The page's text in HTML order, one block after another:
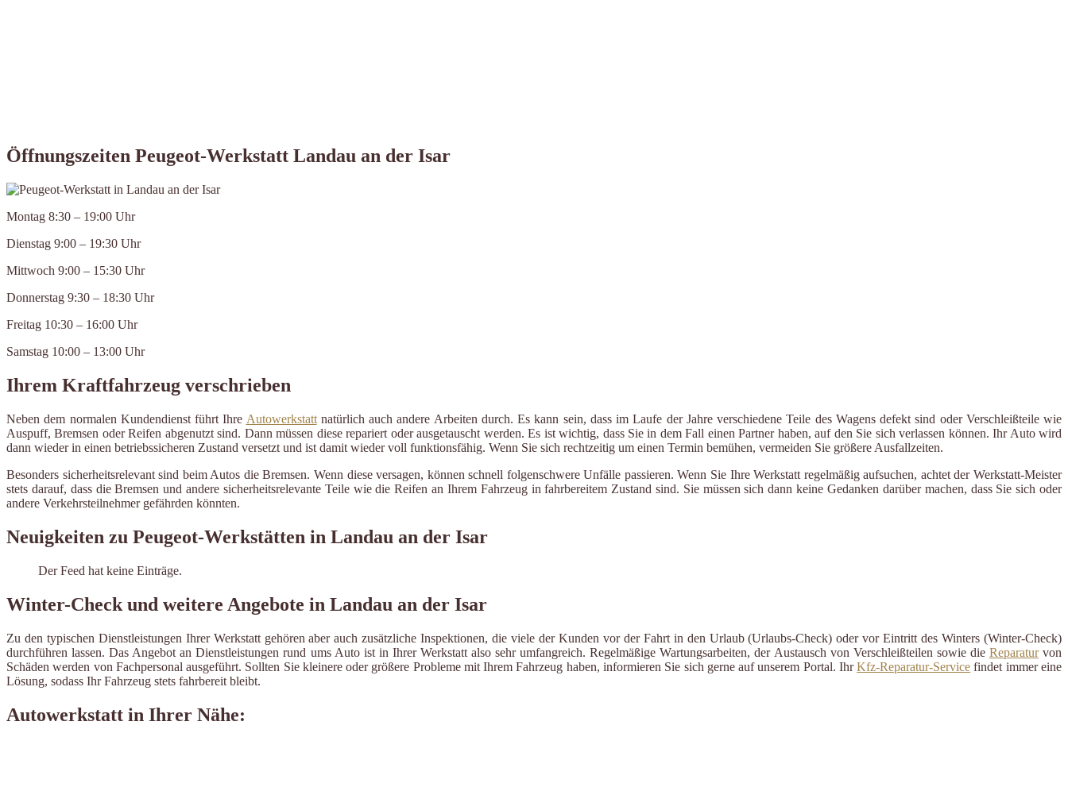
Öffnungszeiten Peugeot-Werkstatt Landau an der Isar
Montag 8:30 – 19:00 Uhr
Dienstag 9:00 – 19:30 Uhr
Mittwoch 9:00 – 15:30 Uhr
Donnerstag 9:30 – 18:30 Uhr
Freitag 10:30 – 16:00 Uhr
Samstag 10:00 – 13:00 Uhr
Ihrem Kraftfahrzeug verschrieben
Neben dem normalen Kundendienst führt Ihre Autowerkstattnatürlich auch andere Arbeiten durch. Es kann sein, dass im Laufe der Jahre verschiedene Teile des Wagens defekt sind oder Verschleißteile wie
Auspuff, Bremsen oder Reifen abgenutzt sind. Dann müssen diese repariert oder ausgetauscht werden. Es ist wichtig, dass Sie in dem Fall einen Partner haben, auf den Sie sich verlassen können. Ihr Auto wird
dann wieder in einen betriebssicheren Zustand versetzt und ist damit wieder voll funktionsfähig. Wenn Sie sich rechtzeitig um einen Termin bemühen, vermeiden Sie größere Ausfallzeiten.
Besonders sicherheitsrelevant sind beim Autos die Bremsen. Wenn diese versagen, können schnell folgenschwere Unfälle passieren. Wenn Sie Ihre Werkstatt regelmäßig aufsuchen, achtet der Werkstatt-Meister
stets darauf, dass die Bremsen und andere sicherheitsrelevante Teile wie die Reifen an Ihrem Fahrzeug in fahrbereitem Zustand sind. Sie müssen sich dann keine Gedanken darüber machen, dass Sie sich oder
andere Verkehrsteilnehmer gefährden könnten.
Neuigkeiten zu Peugeot-Werkstätten in Landau an der Isar
Der Feed hat keine Einträge.
Winter-Check und weitere Angebote in Landau an der Isar
Zu den typischen Dienstleistungen Ihrer Werkstatt gehören aber auch zusätzliche Inspektionen, die viele der Kunden vor der Fahrt in den Urlaub (Urlaubs-Check) oder vor Eintritt des Winters (Winter-Check)
durchführen lassen. Das Angebot an Dienstleistungen rund ums Auto ist in Ihrer Werkstatt also sehr umfangreich. Regelmäßige Wartungsarbeiten, der Austausch von Verschleißteilen sowie die Reparaturvon
Schäden werden von Fachpersonal ausgeführt. Sollten Sie kleinere oder größere Probleme mit Ihrem Fahrzeug haben, informieren Sie sich gerne auf unserem Portal. IhrKfz-Reparatur-Service findet immer eine
Lösung, sodass Ihr Fahrzeug stets fahrbereit bleibt.
Autowerkstatt in Ihrer Nähe: